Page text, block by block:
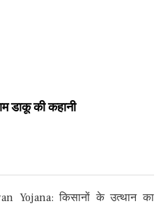
डाकू की कहानी